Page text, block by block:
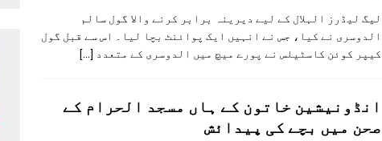
لیگ لیڈرز الہلال کے لیے دیرینہ برابر کرنے والا گول سالم
الدوسری نے کیا، جس نے انہیں ایک پوائنٹ بچا لیا۔ اس سے قبل گول
کیپر کوئن کاسٹیلس نے پورے میچ میں الدوسری کے متعدد […]
انڈونیشین خاتون کے ہاں مسجد الحرام کے
صحن میں بچے کی پیدائش